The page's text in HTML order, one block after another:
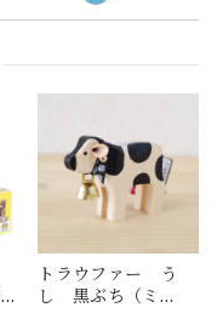
トラウファー う
し 黒ぶち（ミ